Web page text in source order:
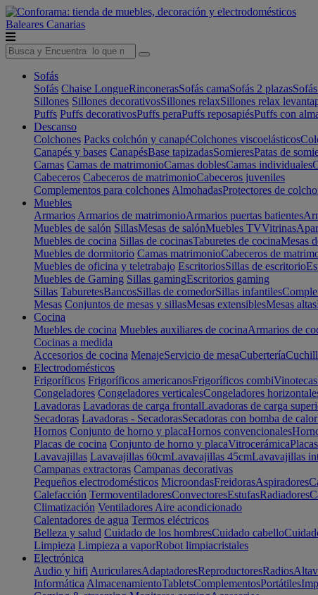
Baleares Canarias
Sofás
Sofás Chaise LongueRinconerasSofás camaSofás 2 plazas
Sillones Sillones decorativosSillones relaxSillones relax
Puffs Puffs decorativosPuffs peraPuffs reposapiésPuffs con
Descanso
Colchones Packs colchón y canapéColchones viscoelásticos
Canapés y bases CanapésBase tapizadasSomieresPatas de
Camas Camas de matrimonioCamas doblesCamas individuales
Cabeceros Cabeceros de matrimonioCabeceros juveniles
Complementos para colchones AlmohadasProtectores de
Muebles
Armarios Armarios de matrimonioArmarios puertas batientes
Muebles de salón SillasMesas de salónMuebles TVVitrinas
Muebles de cocina Sillas de cocinasTaburetes de cocinaMesas
Muebles de dormitorio Camas matrimonioCabeceros de
Muebles de oficina y teletrabajo EscritoriosSillas de escritorio
Muebles de Gaming Sillas gamingEscritorios gaming
Sillas TaburetesBancosSillas de comedorSillas infantiles
Mesas Conjuntos de mesas y sillasMesas extensiblesMesas altas
Cocina
Muebles de cocina Muebles auxiliares de cocinaArmarios de
Cocinas a medida
Accesorios de cocina MenajeServicio de mesaCubertería
Electrodomésticos
Frigoríficos Frigoríficos americanosFrigoríficos combiVinotecas
Congeladores Congeladores verticalesCongeladores
Lavadoras Lavadoras de carga frontalLavadoras de carga
Secadoras Lavadoras - SecadorasSecadoras con bomba de calor
Hornos Conjunto de horno y placaHornos convencionales
Placas de cocina Conjunto de horno y placaVitrocerámica
Lavavajillas Lavavajillas 60cmLavavajillas 45cmLavavajillas
Campanas extractoras Campanas decorativas
Pequeños electrodomésticos MicroondasFreidorasAspiradores
Calefacción TermoventiladoresConvectoresEstufasRadiadores
Climatización Ventiladores Aire acondicionado
Calentadores de agua Termos eléctricos
Belleza y salud Cuidado de los hombresCuidado cabello
Limpieza Limpieza a vaporRobot limpiacristales
Electrónica
Audio y hifi AuricularesAdaptadoresReproductoresRadios
Informática AlmacenamientoTabletsComplementosPortátiles